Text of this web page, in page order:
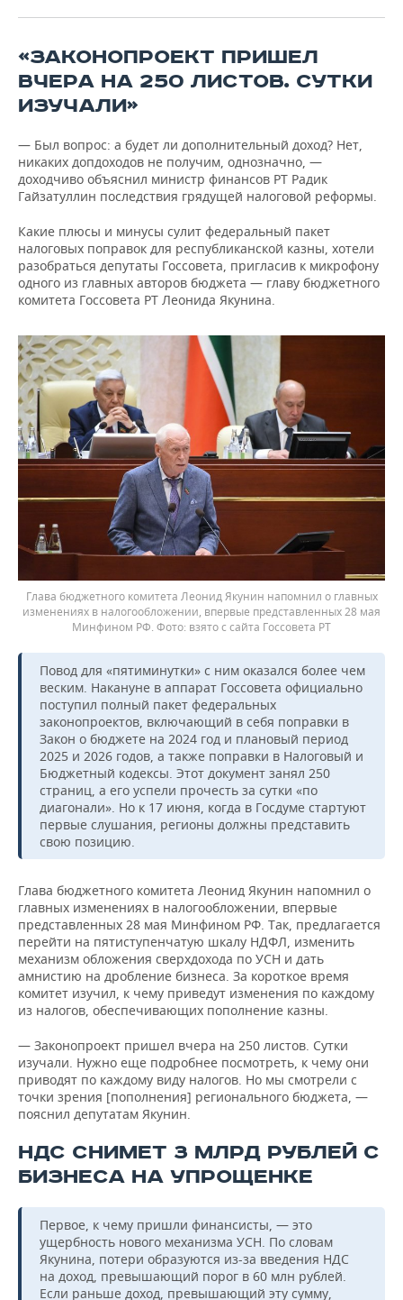
«ЗАКОНОПРОЕКТ ПРИШЕЛ
ВЧЕРА НА 250 ЛИСТОВ. СУТКИ
ИЗУЧАЛИ»
— Был вопрос: а будет ли дополнительный доход? Нет,
никаких допдоходов не получим, однозначно, —
доходчиво объяснил министр финансов РТ Радик
Гайзатуллин последствия грядущей налоговой реформы.
Какие плюсы и минусы сулит федеральный пакет
налоговых поправок для республиканской казны, хотели
разобраться депутаты Госсовета, пригласив к микрофону
одного из главных авторов бюджета — главу бюджетного
комитета Госсовета РТ Леонида Якунина.
Глава бюджетного комитета Леонид Якунин напомнил о главных
изменениях в налогообложении, впервые представленных 28 мая
Минфином РФ.
взято с сайта Госсовета РТ
Повод для «пятиминутки» с ним оказался более чем
веским. Накануне в аппарат Госсовета официально
поступил полный пакет федеральных
законопроектов, включающий в себя поправки в
Закон о бюджете на 2024 год и плановый период
2025 и 2026 годов, а также поправки в Налоговый и
Бюджетный кодексы. Этот документ занял 250
страниц, а его успели прочесть за сутки «по
диагонали». Но к 17 июня, когда в Госдуме стартуют
первые слушания, регионы должны представить
свою позицию.
Глава бюджетного комитета Леонид Якунин напомнил о
главных изменениях в налогообложении, впервые
представленных 28 мая Минфином РФ. Так, предлагается
перейти на пятиступенчатую шкалу НДФЛ, изменить
механизм обложения сверхдохода по УСН и дать
амнистию на дробление бизнеса. За короткое время
комитет изучил, к чему приведут изменения по каждому
из налогов, обеспечивающих пополнение казны.
— Законопроект пришел вчера на 250 листов. Сутки
изучали. Нужно еще подробнее посмотреть, к чему они
приводят по каждому виду налогов. Но мы смотрели с
точки зрения [пополнения] регионального бюджета, —
пояснил депутатам Якунин.
НДС СНИМЕТ 3 МЛРД РУБЛЕЙ С
БИЗНЕСА НА УПРОЩЕНКЕ
Первое, к чему пришли финансисты, — это
ущербность нового механизма УСН. По словам
Якунина, потери образуются из-за введения НДС
на доход, превышающий порог в 60 млн рублей.
Если раньше доход, превышающий эту сумму,